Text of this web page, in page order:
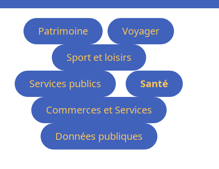
Patrimoine
Voyager
Sport et loisirs
Services publics
Santé
Commerces et Services
Données publiques